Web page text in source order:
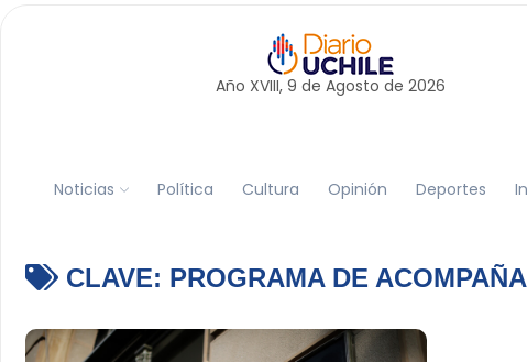
Año XVIII, 9 de Agosto de 2026
Noticias Política Cultura Opinión Deportes
CLAVE: PROGRAMA DE